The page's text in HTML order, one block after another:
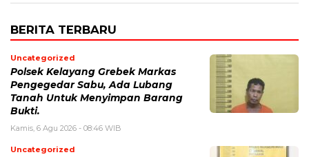
BERITA TERBARU
Uncategorized
Polsek Kelayang Grebek Markas
Pengegedar Sabu, Ada Lubang
Tanah Untuk Menyimpan Barang
Bukti.
Kamis, 6 Agu 2026 - 08:46 WIB
Uncategorized